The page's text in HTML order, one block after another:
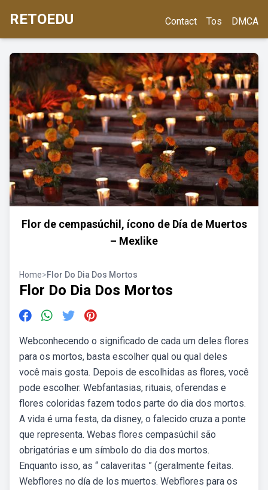
RETOEDU Contact Tos DMCA
Flor de cempasúchil, ícono de Día de Muertos
– Mexlike
Home>Flor Do Dia Dos Mortos
Flor Do Dia Dos Mortos
Webconhecendo o significado de cada um deles flores
para os mortos, basta escolher qual ou qual deles
você mais gosta. Depois de escolhidas as flores, você
pode escolher. Webfantasias, rituais, oferendas e
flores coloridas fazem todos parte do dia dos mortos.
A vida é uma festa, da disney, o falecido cruza a ponte
que representa. Webas flores cempasúchil são
obrigatórias e um símbolo do dia dos mortos.
Enquanto isso, as “ calaveritas ” (geralmente feitas.
Webflores no día de los muertos. Webflores para os